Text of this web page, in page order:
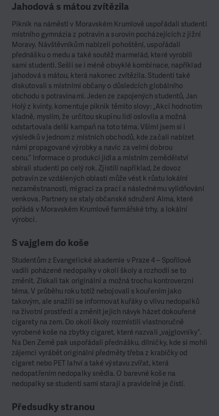
Jahodová s mátou zvítězila
Piknik na náměstí v Moravském Krumlově uspořádali studenti
místního gymnázia z potravin a surovin pocházejících z jižní
Moravy. Návštěvníkům nabízeli pohoštění, uspořádali
přednášku o medu a také soutěž marmelád, které vyrobili
sami studenti. Sešli se i méně obvyklé kombinace, například
jahodová s mátou, která nakonec zvítězila. Studenti také
diskutovali s místními občany o důsledcích globálního
obchodu s potravinami. Jeden ze zapojených studentů, Jan
Holý z kvinty, komentuje piknik těmito slovy: „Akci hodnotím
kladně, myslím, že určitou skupinu lidí oslovila a možná
odstartovala delší kampaň na toto téma. Všiml jsem si i
výsledků v jednom z místních obchodů, kde začali nabízet
námi propagované výrobky a navíc za velmi dobrou
cenu.“ Informace o produkci jídla a místním zemědělství
sbírali studenti po celý rok. Zjistili například, že dovoz
potravin ze vzdálených oblastí může vést k růstu lokální
nezaměstnanosti, migraci za prací a následnému vylidňování
venkova. Partnery se staly občanské sdružení Alma, které
pořádá v Moravském Krumlově farmářské trhy, a lokální
výrobci.
S vajglem do koše
Studentům z Evangelické akademie v Praze 4 – Spořilově
vadili poházené nedopalky v okolí školy a rozhodli se to
změnit. Získali tak originální a možná trochu kontroverzní
téma. V průběhu roku totiž nebojovali s kouřením jako
takovým, ale snažili se informovat kuřáky o vlivu nedopalků
na životní prostředí a změnit jejich návyk házet dokouřené
cigarety na zem. Do okolí školy rozmístili vlastnoručně
vyrobené koše na zbytky cigaret, které nazvali „vajglovníky“.
Na Den Země pak uspořádali přednášku, dílničky, kde si mohli
zájemci vyrábět originální předměty třeba z krabičky od
cigaret nebo PET lahví a také výstavu zvířat, která
nedopatřením nedopalky snědla. O barevné koše na
nedopalky se studenti sami starají a pravidelně je čistí.
Předsudky stranou